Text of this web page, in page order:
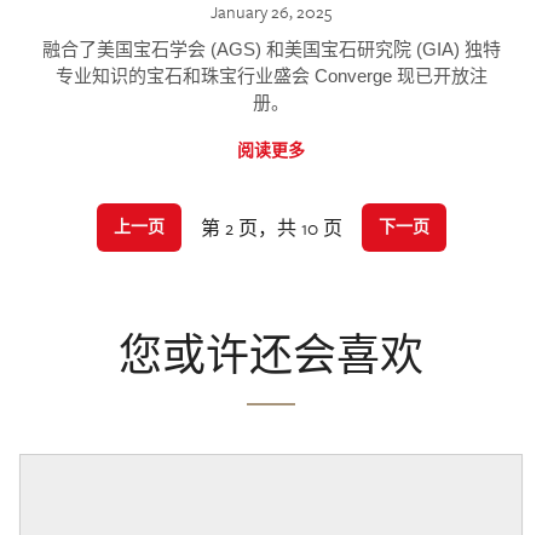
January 26, 2025
融合了美国宝石学会 (AGS) 和美国宝石研究院 (GIA) 独特
专业知识的宝石和珠宝行业盛会 Converge 现已开放注
册。
阅读更多
上一页 第 2 页，共 10 页 下一页
您或许还会喜欢